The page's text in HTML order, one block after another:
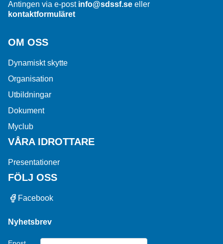
Antingen via e-post info@sdssf.se eller
kontaktformuläret
OM OSS
Dynamiskt skytte
Organisation
Utbildningar
Dokument
Myclub
VÅRA IDROTTARE
Presentationer
FÖLJ OSS
Facebook
Nyhetsbrev